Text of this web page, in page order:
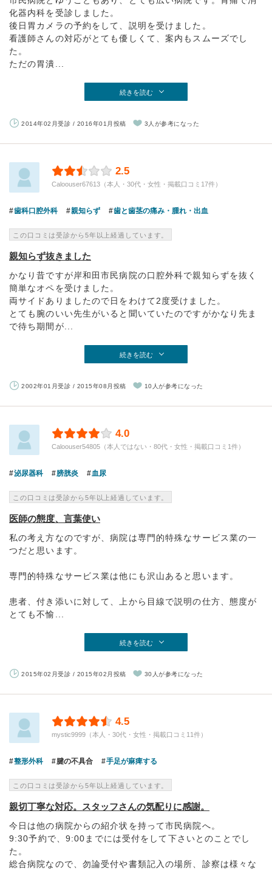
化器内科を受診しました。
後日胃カメラの予約をして、説明を受けました。
看護師さんの対応がとても優しくて、案内もスムーズでし
た。
ただの胃潰...
続きを読む
2014年02月受診 / 2016年01月投稿 3人が参考になった
2.5
Caloouser67613（本人・30代・女性・掲載口コミ17件）
歯科口腔外科 親知らず 歯と歯茎の痛み・腫れ・出血
この口コミは受診から5年以上経過しています。
親知らず抜きました
かなり昔ですが岸和田市民病院の口腔外科で親知らずを抜く
簡単なオペを受けました。
両サイドありましたので日をわけて2度受けました。
とても腕のいい先生がいると聞いていたのですがかなり先ま
で待ち期間が...
続きを読む
2002年01月受診 / 2015年08月投稿 10人が参考になった
4.0
Caloouser54805（本人ではない・80代・女性・掲載口コミ1件）
泌尿器科 膀胱炎 血尿
この口コミは受診から5年以上経過しています。
医師の態度、言葉使い
私の考え方なのですが、病院は専門的特殊なサービス業の一
つだと思います。
専門的特殊なサービス業は他にも沢山あると思います。
患者、付き添いに対して、上から目線で説明の仕方、態度が
とても不愉...
続きを読む
2015年02月受診 / 2015年02月投稿 30人が参考になった
4.5
mystic9999（本人・30代・女性・掲載口コミ11件）
整形外科 腱の不具合 手足が麻痺する
この口コミは受診から5年以上経過しています。
親切丁寧な対応。スタッフさんの気配りに感謝。
今日は他の病院からの紹介状を持って市民病院へ。
9:30予約で、9:00までには受付をして下さいとのことでし
た。
総合病院なので、勿論受付や書類記入の場所、診察は様々な